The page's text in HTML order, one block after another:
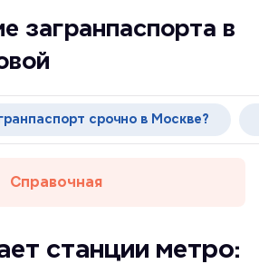
загранпаспорта в
срочно в Москве?
Справочная
станции метро: